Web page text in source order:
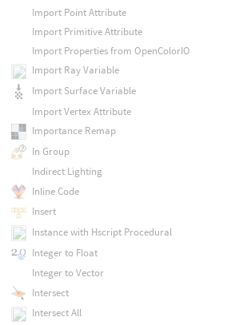
Import Point Attribute
Import Primitive Attribute
Import Properties from OpenColorIO
Import Ray Variable
Import Surface Variable
Import Vertex Attribute
Importance Remap
In Group
Indirect Lighting
Inline Code
Insert
Instance with Hscript Procedural
Integer to Float
Integer to Vector
Intersect
Intersect All